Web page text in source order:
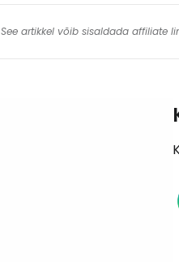
See artikkel võib sisaldada affiliate